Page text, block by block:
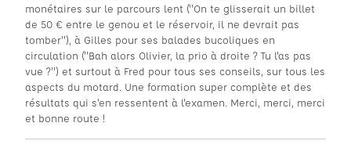
monétaires sur le parcours lent ("On te glisserait un billet
de 50 € entre le genou et le réservoir, il ne devrait pas
tomber"), à Gilles pour ses balades bucoliques en
circulation ("Bah alors Olivier, la prio à droite ? Tu l'as pas
vue ?") et surtout à Fred pour tous ses conseils, sur tous les
aspects du motard. Une formation super complète et des
résultats qui s'en ressentent à l'examen. Merci, merci, merci
et bonne route !